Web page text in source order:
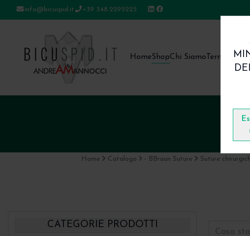
info@bicuspid.it +39 348.2295225
HomeShopChi Siamo Termini &
Home Catalogo - BBraun Suture Suture
CATEGORIE PRODOTTI